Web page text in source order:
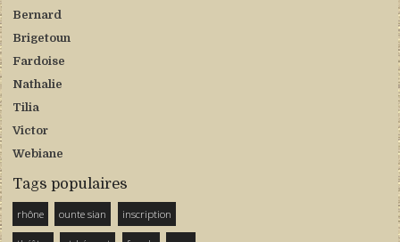
Bernard
Brigetoun
Fardoise
Nathalie
Tilia
Victor
Webiane
Tags populaires
rhône ounte sian inscription